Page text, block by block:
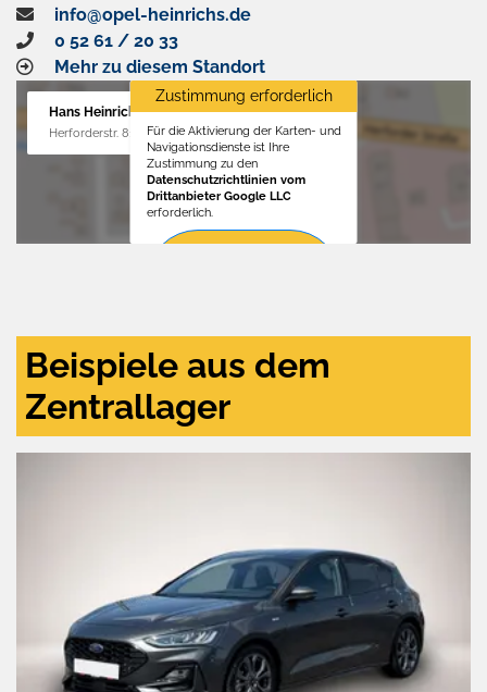
info@opel-heinrichs.de
0 52 61 / 20 33
Mehr zu diesem Standort
Hans Heinrichs GmbH
Herforderstr. 81, 32657 Lemgo
Zustimmung erforderlich
Für die Aktivierung der Karten- und
Navigationsdienste ist Ihre
Zustimmung zu den
Datenschutzrichtlinien vom
Drittanbieter Google LLC
erforderlich.
Beispiele aus dem
Zentrallager